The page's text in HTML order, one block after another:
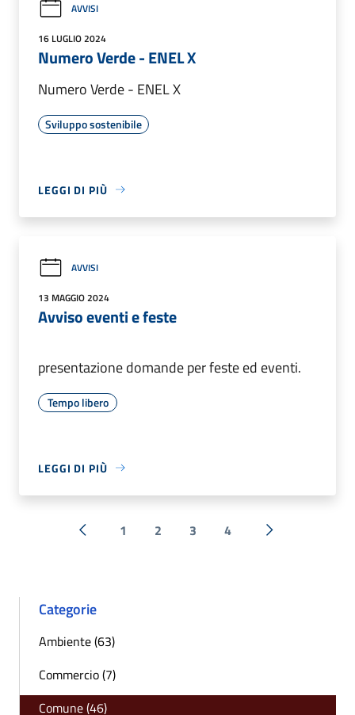
AVVISI
16 LUGLIO 2024
Numero Verde - ENEL X
Numero Verde - ENEL X
Sviluppo sostenibile
LEGGI DI PIÙ
AVVISI
13 MAGGIO 2024
Avviso eventi e feste
presentazione domande per feste ed eventi.
Tempo libero
LEGGI DI PIÙ
« Precedente
1 2 3 4 Successiva »
Categorie
Ambiente (63)
Commercio (7)
Comune (46)